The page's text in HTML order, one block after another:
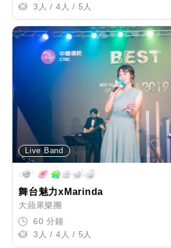
3人 / 4人 / 5人
Live Band
舞台魅力xMarinda
大蘋果樂團
60 分鐘
3人 / 4人 / 5人